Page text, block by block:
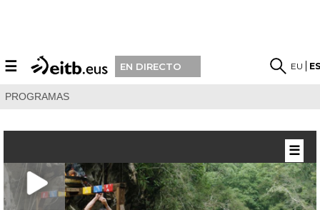
☰ EN DIRECTO EU
PROGRAMAS
☰